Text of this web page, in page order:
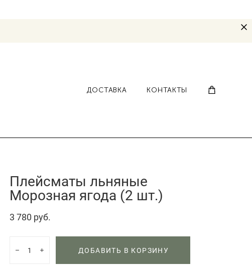
ДОСТАВКА КОНТАКТЫ
Плейсматы льняные
Морозная ягода (2 шт.)
3 780 pуб.
ДОБАВИТЬ В КОРЗИНУ